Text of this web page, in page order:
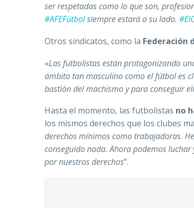
ser respetadas como lo que son,
#AFEFútbolsiempre estará a su lado.
Otros sindicatos, como la Federación
«Las futbolistas están protagonizando
ámbito tan masculino como el fútbol es
bastión del machismo y para conseguir
Hasta el momento, las futbolistas no
los mismos derechos que los clubes
derechos mínimos como trabajadoras.
conseguido nada. Ahora podemos
por nuestros derechos”.